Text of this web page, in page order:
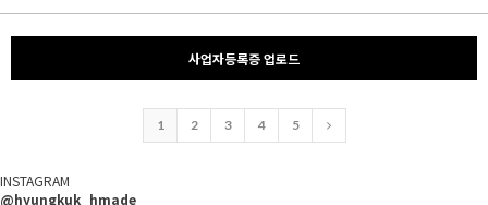
사업자등록증 업로드
1 2 3 4 5
INSTAGRAM
@hyungkuk_hmade